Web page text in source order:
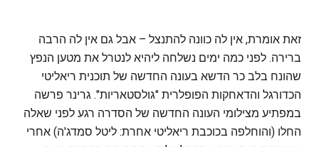
זאת אומרת, אין לה כוונה להתנצל – אבל גם אין לה הרבה
ברירה. לפני כמה ימים נשלחה ליהיא לנטרל את מטען הנפץ
שהונח בלב כר הדשא בעונה החדשה של תוכנית ריאליטי
הכדורגל והדאחקות הפופלרית "גולסטאריות". גרינר פרשה
במפתיע מצילומי העונה החדשה של הסדרה רגע לפני שאלה
החלו (והוחלפה בכוכבת ריאליטי אחרת: ליטל סמדג'ה) אחרי